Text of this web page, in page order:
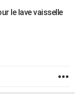
le lave vaisselle